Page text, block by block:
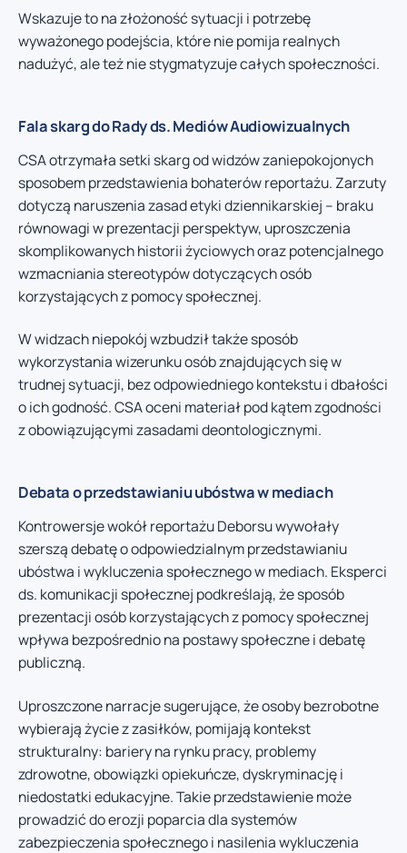
Wskazuje to na złożoność sytuacji i potrzebę
wyważonego podejścia, które nie pomija realnych
nadużyć, ale też nie stygmatyzuje całych społeczności.
Fala skarg do Rady ds. Mediów Audiowizualnych
CSA otrzymała setki skarg od widzów zaniepokojonych
sposobem przedstawienia bohaterów reportażu. Zarzuty
dotyczą naruszenia zasad etyki dziennikarskiej – braku
równowagi w prezentacji perspektyw, uproszczenia
skomplikowanych historii życiowych oraz potencjalnego
wzmacniania stereotypów dotyczących osób
korzystających z pomocy społecznej.
W widzach niepokój wzbudził także sposób
wykorzystania wizerunku osób znajdujących się w
trudnej sytuacji, bez odpowiedniego kontekstu i dbałości
o ich godność. CSA oceni materiał pod kątem zgodności
z obowiązującymi zasadami deontologicznymi.
Debata o przedstawianiu ubóstwa w mediach
Kontrowersje wokół reportażu Deborsu wywołały
szerszą debatę o odpowiedzialnym przedstawianiu
ubóstwa i wykluczenia społecznego w mediach. Eksperci
ds. komunikacji społecznej podkreślają, że sposób
prezentacji osób korzystających z pomocy społecznej
wpływa bezpośrednio na postawy społeczne i debatę
publiczną.
Uproszczone narracje sugerujące, że osoby bezrobotne
wybierają życie z zasiłków, pomijają kontekst
strukturalny: bariery na rynku pracy, problemy
zdrowotne, obowiązki opiekuńcze, dyskryminację i
niedostatki edukacyjne. Takie przedstawienie może
prowadzić do erozji poparcia dla systemów
zabezpieczenia społecznego i nasilenia wykluczenia